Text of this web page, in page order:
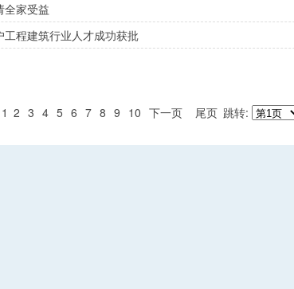
全家受益
程建筑行业人才成功获批
1 2 3 4 5 6 7 8 9 10 下一页 尾页 跳转: